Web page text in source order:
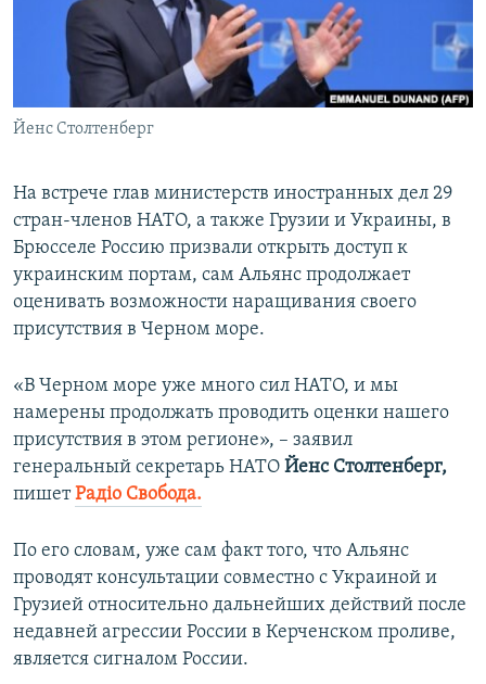
ПОБЕДИТЕЛЕЙ НЕ СУДЯТ?
КРЫМ.НЕПОКОРЕННЫЙ
УКРАИНСКАЯ ПРОБЛЕМА КРЫМА
ПРИСОЕДИНЯЙТЕСЬ!
Йенс Столтенберг
На встрече глав министерств иностранных дел 29
стран-членов НАТО, а также Грузии и Украины, в
Брюсселе Россию призвали открыть доступ к
украинским портам, сам Альянс продолжает
оценивать возможности наращивания своего
присутствия в Черном море.
«В Черном море уже много сил НАТО, и мы
намерены продолжать проводить оценки нашего
присутствия в этом регионе», – заявил
генеральный секретарь НАТО Йенс Столтенберг,
пишет Радіо Свобода.
По его словам, уже сам факт того, что Альянс
проводят консультации совместно с Украиной и
Грузией относительно дальнейших действий после
недавней агрессии России в Керченском проливе,
является сигналом России.